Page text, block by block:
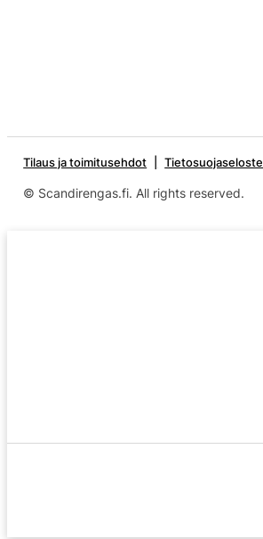
Tilaus ja toimitusehdot Tietosuojaseloste
© Scandirengas.fi. All rights reserved.